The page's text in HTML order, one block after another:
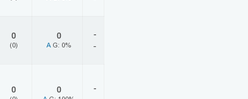
0
(0)
0
A G: 0%
-
-
0 0
-